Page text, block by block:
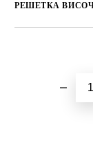
РЕШЕТКА